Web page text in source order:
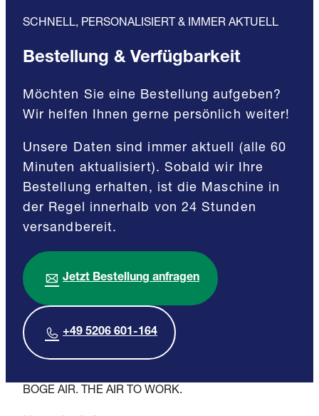
SCHNELL, PERSONALISIERT & IMMER AKTUELL
Bestellung & Verfügbarkeit
Möchten Sie eine Bestellung aufgeben?
Wir helfen Ihnen gerne persönlich weiter!
Unsere Daten sind immer aktuell (alle 60
Minuten aktualisiert). Sobald wir Ihre
Bestellung erhalten, ist die Maschine in
der Regel innerhalb von 24 Stunden
versandbereit.
Jetzt Bestellung anfragen
+49 5206 601-164
BOGE AIR. THE AIR TO WORK.